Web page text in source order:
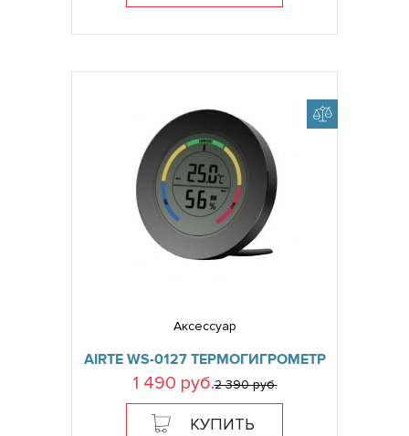
Аксессуар
AIRTE WS-0127 ТЕРМОГИГРОМЕТР
1 490 руб.2 390 руб.
КУПИТЬ